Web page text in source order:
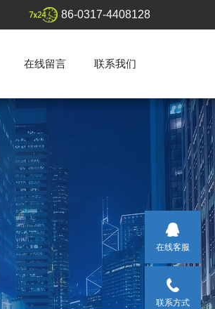
86-0317-4408128
在线留言 联系我们
在线客服
联系方式